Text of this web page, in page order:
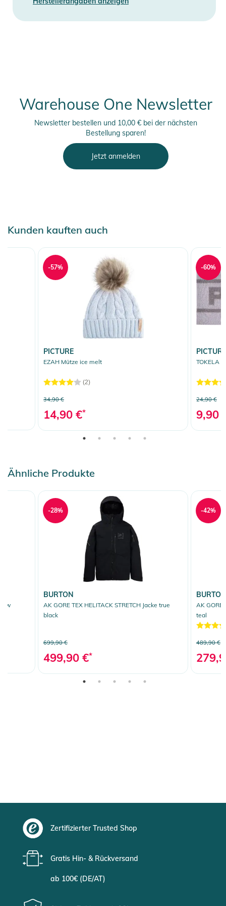
Warehouse One Newsletter
Newsletter bestellen und 10,00 € bei der nächsten
Bestellung sparen!
Jetzt anmelden
Kunden kauften auch
PICTURE
EZAH Mütze ice melt
(2)
34,90 €
14,90 €*
-57%
PICTURE
TOKELA
24,90 €
9,90
-60%
Ähnliche Produkte
BURTON
AK GORE TEX HELITACK STRETCH Jacke true
black
699,90 €
499,90 €*
-28%
BURTON
AK GORE
teal
489,90 €
-42%
Zertifizierter Trusted Shop
Gratis Hin- & Rückversand
ab 100€ (DE/AT)